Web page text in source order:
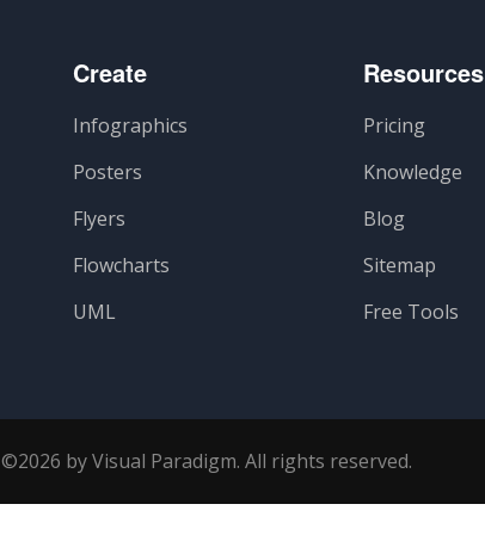
Create
Infographics
Posters
Flyers
Flowcharts
UML
Resources
Pricing
Knowledge
Blog
Sitemap
Free Tools
©2026 by Visual Paradigm. All rights reserved.